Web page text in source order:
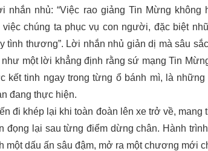
nhắn nhủ: “Việc rao giảng Tin Mừng
việc chúng ta phục vụ con người, đặc biệt
tình thương”. Lời nhắn nhủ giản dị mà sâu
như một lời khẳng định rằng sứ mạng Tin
kết tinh ngay trong từng ổ bánh mì, là
đang thực hiện.
khép lại khi toàn đoàn lên xe trở về, mang
đọng lại sau từng điểm dừng chân. Hành
một dấu ấn sâu đậm, mở ra một chương mới